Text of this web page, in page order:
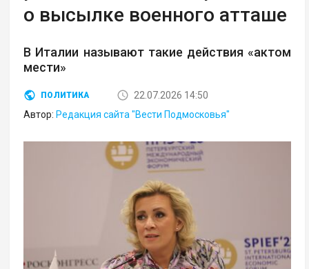
о высылке военного атташе
В Италии называют такие действия «актом
мести»
ПОЛИТИКА
22.07.2026 14:50
Автор: Редакция сайта "Вести Подмосковья"